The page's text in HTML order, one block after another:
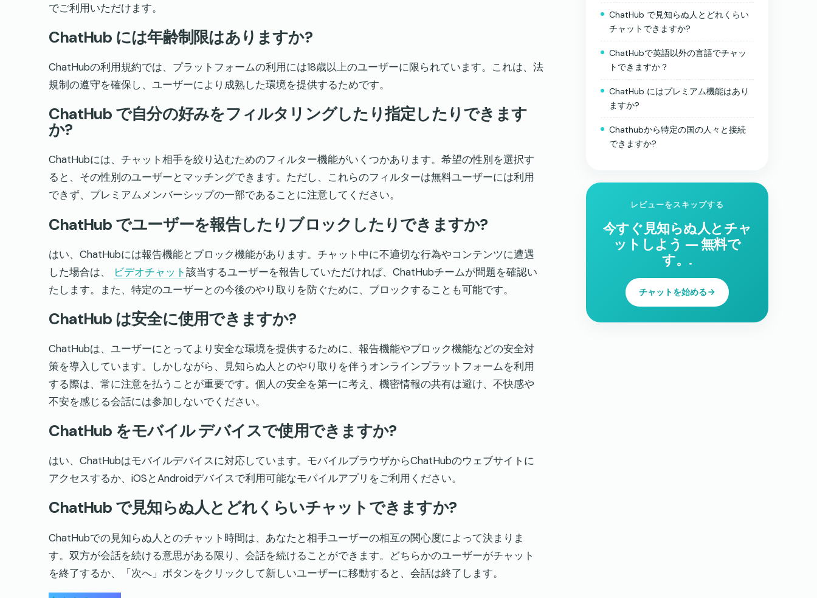
でご利用いただけます。
ChatHub には年齢制限はありますか?
ChatHubの利用規約では、プラットフォームの利用には18歳以上のユーザーに限られています。これは、法
規制の遵守を確保し、ユーザーにより成熟した環境を提供するためです。
ChatHub で自分の好みをフィルタリングしたり指定したりできます
か?
ChatHubには、チャット相手を絞り込むためのフィルター機能がいくつかあります。希望の性別を選択す
ると、その性別のユーザーとマッチングできます。ただし、これらのフィルターは無料ユーザーには利用
できず、プレミアムメンバーシップの一部であることに注意してください。
ChatHub でユーザーを報告したりブロックしたりできますか?
はい、ChatHubには報告機能とブロック機能があります。チャット中に不適切な行為やコンテンツに遭遇
した場合は、
ビデオチャット該当するユーザーを報告していただければ、ChatHubチームが問題を確認い
たします。また、特定のユーザーとの今後のやり取りを防ぐために、ブロックすることも可能です。
ChatHub は安全に使用できますか?
ChatHubは、ユーザーにとってより安全な環境を提供するために、報告機能やブロック機能などの安全対
策を導入しています。しかしながら、見知らぬ人とのやり取りを伴うオンラインプラットフォームを利用
する際は、常に注意を払うことが重要です。個人の安全を第一に考え、機密情報の共有は避け、不快感や
不安を感じる会話には参加しないでください。
ChatHub をモバイル デバイスで使用できますか?
はい、ChatHubはモバイルデバイスに対応しています。モバイルブラウザからChatHubのウェブサイトに
アクセスするか、iOSとAndroidデバイスで利用可能なモバイルアプリをご利用ください。
ChatHub で見知らぬ人とどれくらいチャットできますか?
ChatHubでの見知らぬ人とのチャット時間は、あなたと相手ユーザーの相互の関心度によって決まりま
す。双方が会話を続ける意思がある限り、会話を続けることができます。どちらかのユーザーがチャット
を終了するか、「次へ」ボタンをクリックして新しいユーザーに移動すると、会話は終了します。
ChatHub で見知らぬ人とどれくらい
チャットできますか?
ChatHubで英語以外の言語でチャッ
トできますか？
ChatHub にはプレミアム機能はあり
ますか?
Chathubから特定の国の人々と接続
できますか?
レビューをスキップする
今すぐ見知らぬ人とチャ
ットしよう ― 無料で
す。.
チャットを始める